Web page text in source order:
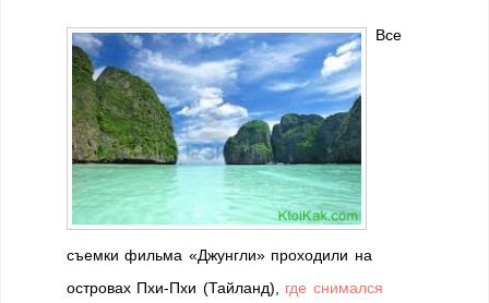
Все
съемки фильма «Джунгли» проходили на
островах Пхи-Пхи (Тайланд), где снимался